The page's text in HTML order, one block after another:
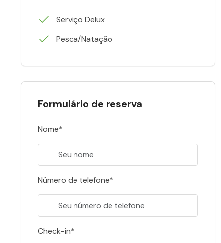
Serviço Delux
Pesca/Natação
Formulário de reserva
Nome*
Número de telefone*
Check-in*